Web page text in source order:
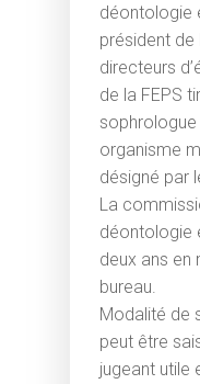
déontologie
président de
directeurs
de la FEPS
organisme
désigné par
La
déontologie
deux ans en
bureau.
Modalité de
peut être
jugeant utile